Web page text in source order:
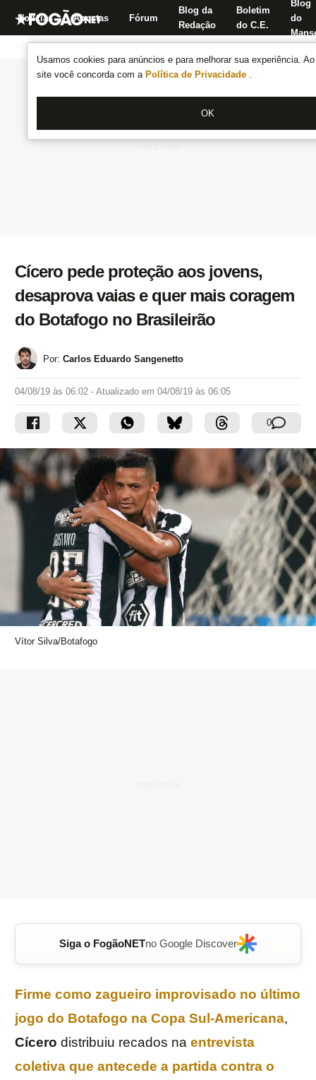
Usamos cookies para anúncios e para melhorar sua experiência.
site você concorda com a Política de Privacidade .
OK
Notícias Apostas Fórum
Blog da
Redação
Boletim
do C.E.
Blog
do
Cícero pede proteção aos jovens,
desaprova vaias e quer mais coragem
do Botafogo no Brasileirão
Por: Carlos Eduardo Sangenetto
04/08/19 às 06:02 - Atualizado em 04/08/19 às 06:05
0
Vítor Silva/Botafogo
Siga o FogãoNETno Google Discover
Firme como zagueiro improvisado no último
jogo do Botafogo na Copa Sul-Americana,
Cícero distribuiu recados na entrevista
coletiva que antecede a partida contra o